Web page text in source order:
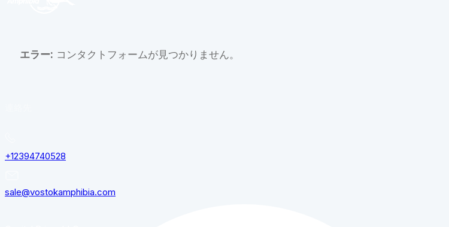
エラー: コンタクトフォームが見つかりません。
+12394740528
sale@vostokamphibia.com